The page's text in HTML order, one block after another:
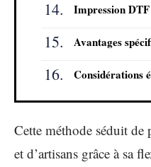
Impression
Avantages
Considérations
Cette méthode séduit de
et d’artisans grâce à sa